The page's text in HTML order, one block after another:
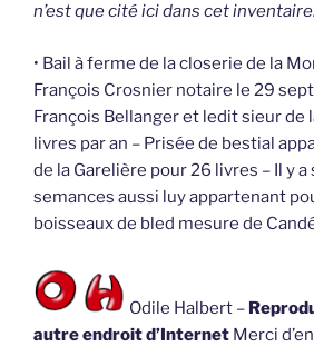
n’est que cité ici dans cet inventaire.
• Bail à ferme de la closerie de la
François Crosnier notaire le 29
François Bellanger et ledit sieur de
livres par an – Prisée de bestial
de la Garelière pour 26 livres – Il y
semances aussi luy appartenant
boisseaux de bled mesure de
Odile Halbert –
autre endroit d’Internet Merci